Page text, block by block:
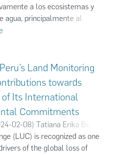
Glaciares y Ecosistemas de
Cristina Otoya Fernández
a los ecosistemas y
agua, principalmente al
concentración de metales
mediante la aplicación de
El objetivo del
el efecto de la
adaptación de cojines de
en un bofedal ubicado en
Pachacoto, distrito
de Recuay, departamento de
se encuentra afectado por
roca en una región
Land Monitoring
towards
Its International
Commitments
02-08) Tatiana Erika Boza
Salinas; Eric G. Cosio;
Alex Nina-Quispe;Rosa María
(LUC) is recognized as one
of the global loss of